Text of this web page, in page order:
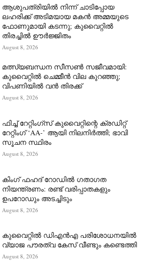
ആശുപത്രിയിൽ നിന്ന് ചാടിപ്പോയ
ലഹരിക്ക് അടിമയായ മകൻ അമ്മയുടെ
ഫോണുമായി കടന്നു; കുവൈറ്റിൽ
തിരച്ചിൽ ഊർജ്ജിതം
August 8, 2026
മത്സ്യബന്ധന സീസൺ സജീവമായി:
കുവൈറ്റിൽ ചെമ്മീൻ വില കുറഞ്ഞു;
വിപണിയിൽ വൻ തിരക്ക്
August 8, 2026
ഫിച്ച് റേറ്റിംഗ്സ് കുവൈറ്റിന്റെ ക്രഡിറ്റ്
റേറ്റിംഗ് ‘AA-’ ആയി നിലനിർത്തി; ഭാവി
സൂചന സ്ഥിരം
August 8, 2026
കിംഗ് ഫഹദ് റോഡിൽ ഗതാഗത
നിയന്ത്രണം: രണ്ട് വരിപ്പാതകളും
ഉപറോഡും അടച്ചിടും
August 8, 2026
കുവൈറ്റിൽ ഡിഎൻഎ പരിശോധനയിൽ
വ്യാജ പൗരത്വ കേസ് വീണ്ടും കണ്ടെത്തി
August 8, 2026